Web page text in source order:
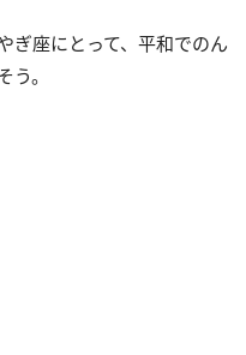
ぎ座にとって、平和でのん
。